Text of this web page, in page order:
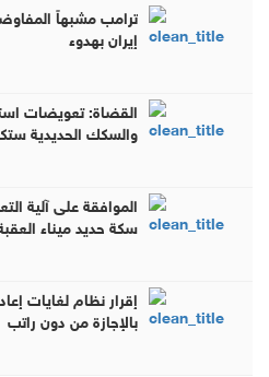
ترامب مشبهاً
إيران بهدوء
القضاة: تعويضات
والسكك الحديدية
الموافقة على آلية
سكة حديد ميناء
إقرار نظام لغايات
بالإجازة من دون راتب